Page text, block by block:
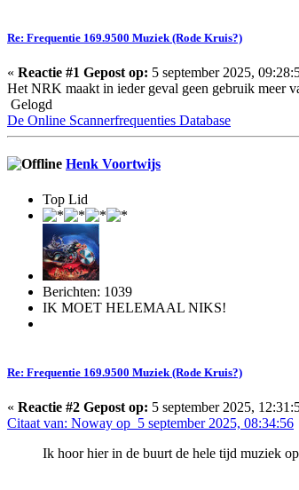
Re: Frequentie 169.9500 Muziek (Rode Kruis?)
« Reactie #1 Gepost op: 5 september 2025,
Het NRK maakt in ieder geval geen gebruik meer
Gelogd
De Online Scannerfrequenties Database
Henk Voortwijs
Top Lid
Berichten: 1039
IK MOET HELEMAAL NIKS!
Re: Frequentie 169.9500 Muziek (Rode Kruis?)
« Reactie #2 Gepost op: 5 september 2025,
Citaat van: Noway op 5 september 2025, 08:34:56
Ik hoor hier in de buurt de hele tijd muziek